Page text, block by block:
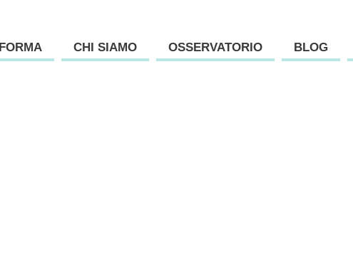
CHI SIAMO OSSERVATORIO BLOG